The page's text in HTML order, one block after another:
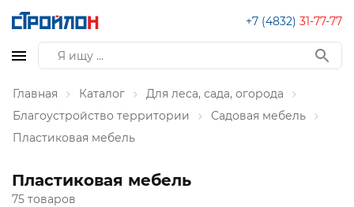
+7 (4832) 31-77-77
Главная Каталог
Для леса, сада, огорода
Благоустройство территории
Садовая мебель
Пластиковая мебель
Пластиковая мебель
75 товаров